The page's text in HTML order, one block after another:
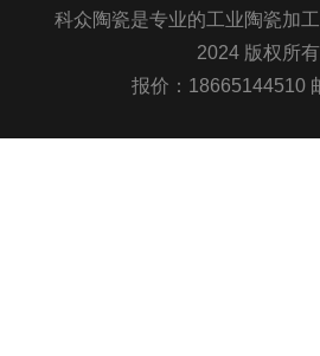
科众陶瓷是专业的工业陶瓷加
2024 版权所
报价：18665144510